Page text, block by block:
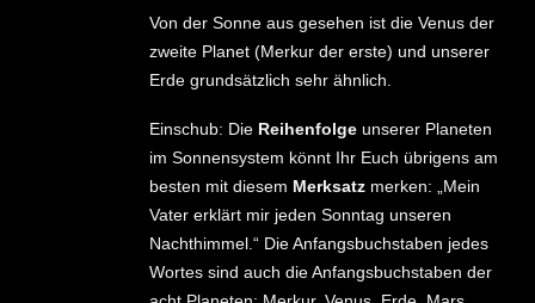
Von der Sonne aus gesehen ist die Venus der
zweite Planet (Merkur der erste) und unserer
Erde grundsätzlich sehr ähnlich.
Einschub: Die Reihenfolgeunserer Planeten
im Sonnensystem könnt Ihr Euch übrigens am
besten mit diesem Merksatzmerken: „Mein
Vater erklärt mir jeden Sonntag unseren
Nachthimmel.“ Die Anfangsbuchstaben jedes
Wortes sind auch die Anfangsbuchstaben der